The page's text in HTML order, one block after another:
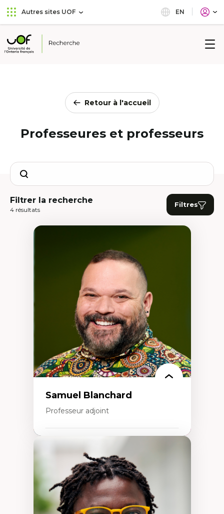
Aller
au
principal
Passer
au
Autres sites UOF EN
Université
Retour à l'accueil
Professeures et professeurs
Search
Filtrer la recherche
4 résultats
Filtres
Samuel Blanchard
Professeur adjoint
Didactique des sciences – processus
d’enquête et culture scientifique
Éducation en milieu minoritaire –
construction identitaire et conscience
critique
Technologies éducatives – ludification et
programmation pédagogique